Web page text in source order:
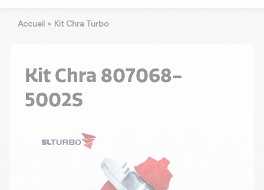
Accueil > Kit Chra Turbo
Kit Chra 807068-
5002S